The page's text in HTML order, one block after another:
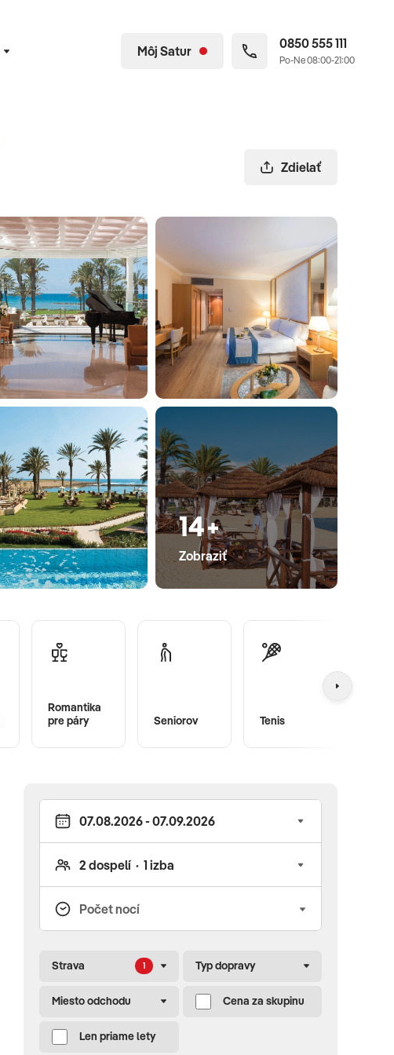
Môj Satur 0850 555 111
Po-Ne 08:00-21:00
Zdielať
14+
Zobraziť
Romantika
pre páry
Seniorov Tenis
Strava 1 Typ dopravy
Miesto odchodu Cena za skupinu
Len priame lety